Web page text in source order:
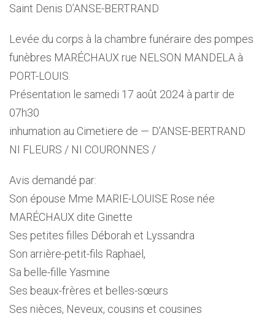
Saint Denis D’ANSE-BERTRAND
Levée du corps à la chambre funéraire des pompes
funèbres MARÉCHAUX rue NELSON MANDELA à
PORT-LOUIS.
Présentation le samedi 17 août 2024 à partir de
07h30
inhumation au Cimetiere de — D’ANSE-BERTRAND
NI FLEURS / NI COURONNES /
Avis demandé par:
Son épouse Mme MARIE-LOUISE Rose née
MARÉCHAUX dite Ginette
Ses petites filles Déborah et Lyssandra
Son arrière-petit-fils Raphaël,
Sa belle-fille Yasmine
Ses beaux-frères et belles-sœurs
Ses nièces, Neveux, cousins et cousines